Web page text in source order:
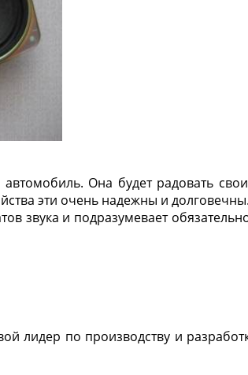
Она будет радовать
эти очень надежны и долговечны.
звука и подразумевает
лидер по производству и